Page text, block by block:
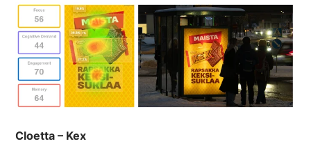
Cloetta – Kex